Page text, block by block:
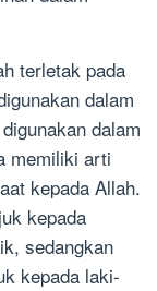
terletak pada
dalam
dalam
memiliki arti
kepada Allah.
kepada
sedangkan
kepada laki-